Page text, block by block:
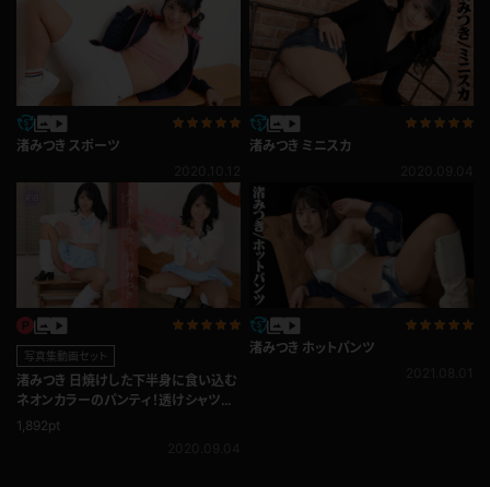
渚みつき スポーツ
渚みつき ミニスカ
写真集動画セット
渚みつき 日焼けした下半身に食い込む
ネオンカラーのパンティ！透けシャツ＆
ミニスカ ギャル系スクールコス★
1,892pt
渚みつき ホットパンツ